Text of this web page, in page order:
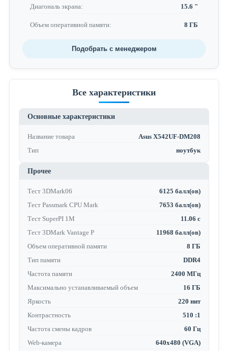
Диагональ экрана: 15.6 "
Объем оперативной памяти: 8 ГБ
Подобрать с менеджером
Все характеристики
Основные характеристики
Название товара
Asus X542UF-DM208
Тип
ноутбук
Прочее
Тест 3DMark06
6125 балл(ов)
Тест Passmark CPU Mark
7653 балл(ов)
Тест SuperPI 1M
11.06 с
Тест 3DMark Vantage P
11968 балл(ов)
Объем оперативной памяти
8 ГБ
Тип памяти
DDR4
Частота памяти
2400 МГц
Максимально устанавливаемый объем
16 ГБ
Яркость
220 нит
Контрастность
510 :1
Частота смены кадров
60 Гц
Web-камера
640x480 (VGA)